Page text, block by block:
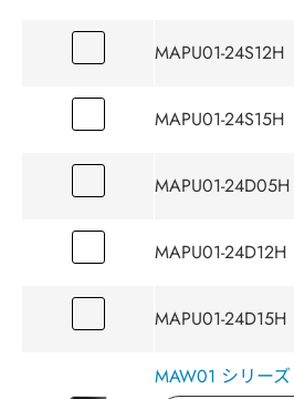
MAPU01-24S12H
MAPU01-24S15H
MAPU01-24D05H
MAPU01-24D12H
MAPU01-24D15H
MAW01 シリーズ